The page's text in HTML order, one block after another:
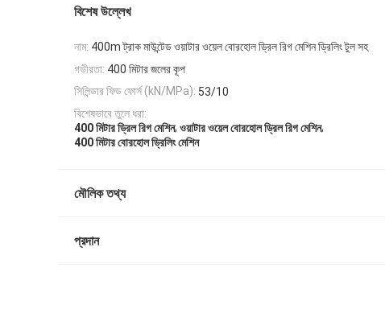
বিশেষ উল্লেখ
নাম: 400m ট্রাক মাউন্টেড ওয়াটার ওয়েল বোরহোল ড্রিল রিগ মেশিন ড্রিলিং টুল সহ
গভীরতা: 400 মিটার জলের কূপ
সিলিন্ডার ফিড ফোর্স (kN/MPa): 53/10
বিশেষভাবে তুলে ধরা:
400 মিটার ড্রিল রিগ মেশিন, ওয়াটার ওয়েল বোরহোল ড্রিল রিগ মেশিন,
400 মিটার বোরহোল ড্রিলিং মেশিন
মৌলিক তথ্য
প্রদান